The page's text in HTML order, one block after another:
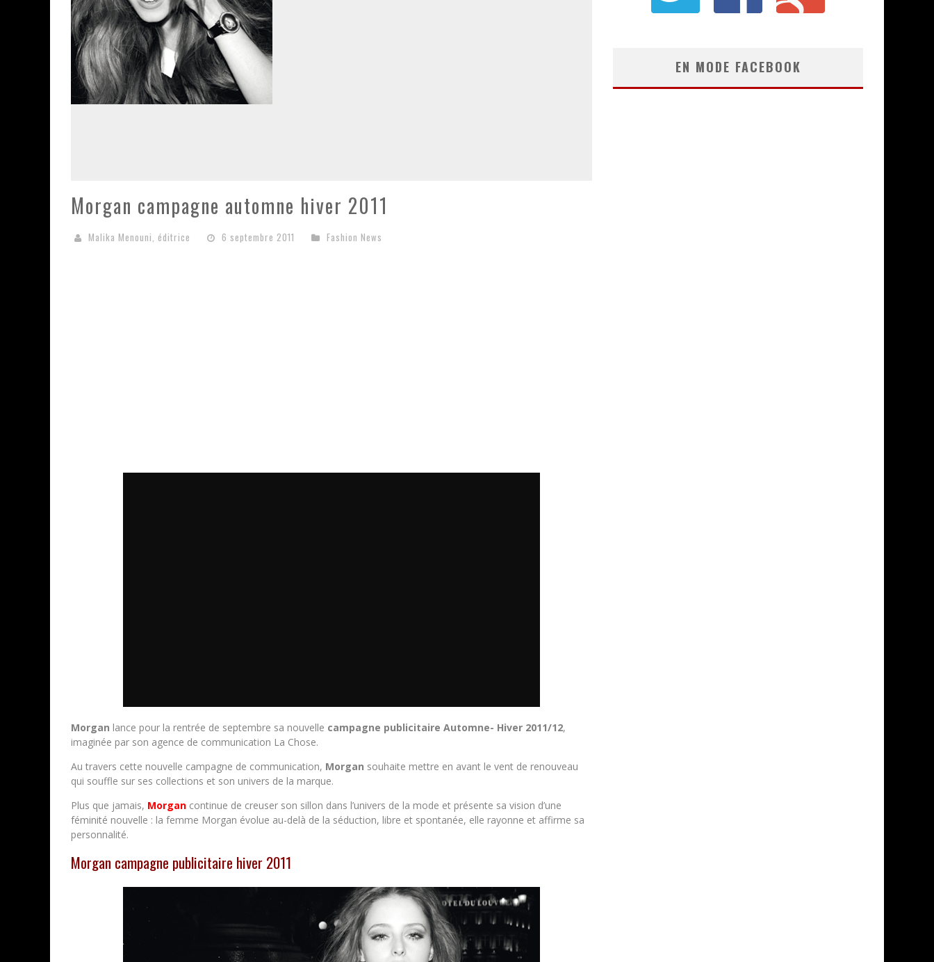
Morgan campagne automne hiver 2011
Malika Menouni, éditrice 6 septembre 2011 Fashion News
Morgan lance pour la rentrée de septembre sa nouvelle campagne publicitaire Automne- Hiver 2011/12,
imaginée par son agence de communication La Chose.
Au travers cette nouvelle campagne de communication, Morgan souhaite mettre en avant le vent de renouveau
qui souffle sur ses collections et son univers de la marque.
Plus que jamais, Morgan continue de creuser son sillon dans l’univers de la mode et présente sa vision d’une
féminité nouvelle : la femme Morgan évolue au-delà de la séduction, libre et spontanée, elle rayonne et affirme sa
personnalité.
Morgan campagne publicitaire hiver 2011
EN MODE FACEBOOK